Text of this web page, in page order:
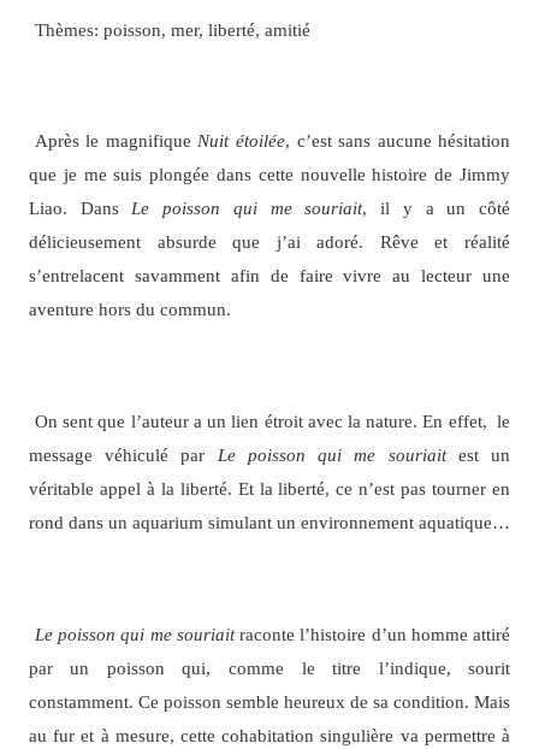
Thèmes: poisson, mer, liberté, amitié
Après le magnifiqueNuit étoilée, c’est sans aucune hésitation
que je me suis plongée dans cette nouvelle histoire de Jimmy
Liao. DansLe poisson qui me souriait, il y a un côté
délicieusement absurde que j’ai adoré. Rêve et réalité
s’entrelacent savamment afin de faire vivre au lecteur une
aventure hors du commun.
On sent que l’auteur a un lien étroit avec la nature. En effet, le
message véhiculé par Le poisson qui me souriaitest un
véritable appel à la liberté. Et la liberté, ce n’est pas tourner en
rond dans un aquarium simulant un environnement aquatique…
Le poisson qui me souriaitraconte l’histoire d’un homme attiré
par un poisson qui, comme le titre l’indique, sourit
constamment. Ce poisson semble heureux de sa condition. Mais
au fur et à mesure, cette cohabitation singulière va permettre à